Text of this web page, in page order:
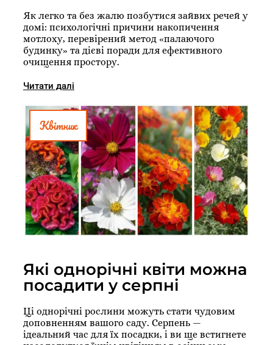
Як легко та без жалю позбутися зайвих речей у
домі: психологічні причини накопичення
мотлоху, перевірений метод «палаючого
будинку» та дієві поради для ефективного
очищення простору.
Читати далі
Квітник
Які однорічні квіти можна
посадити у серпні
Ці однорічні рослини можуть стати чудовим
доповненням вашого саду. Серпень —
ідеальний час для їх посадки, і ви ще встигнете